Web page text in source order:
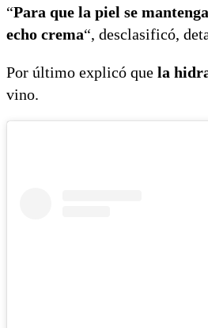
“Para que la piel se
echo crema“, desclasificó,
Por último explicó que la
vino.